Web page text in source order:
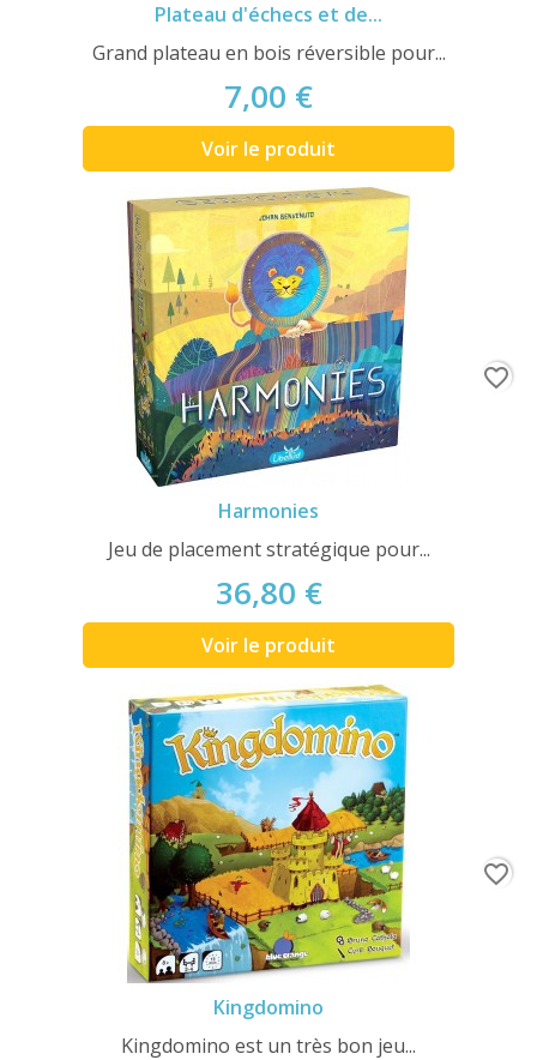
Plateau d'échecs et de...
Grand plateau en bois réversible pour...
7,00 €
Voir le produit
Harmonies
Jeu de placement stratégique pour...
36,80 €
Voir le produit
favorite_border
Kingdomino
Kingdomino est un très bon jeu...
favorite_border